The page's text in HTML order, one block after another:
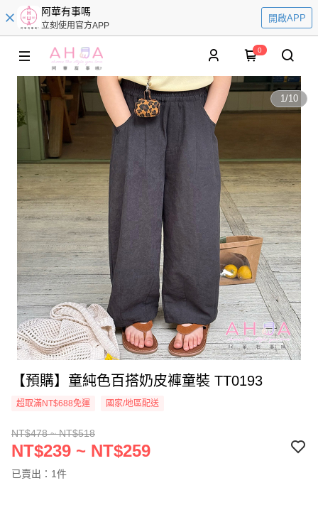
阿華有事嗎
立刻使用官方APP
開啟APP
0
1/10
【預購】童純色百搭奶皮褲童裝 TT0193
超取滿NT$688免運 國家/地區配送
NT$478 ~ NT$518
NT$239 ~ NT$259
已賣出：1件